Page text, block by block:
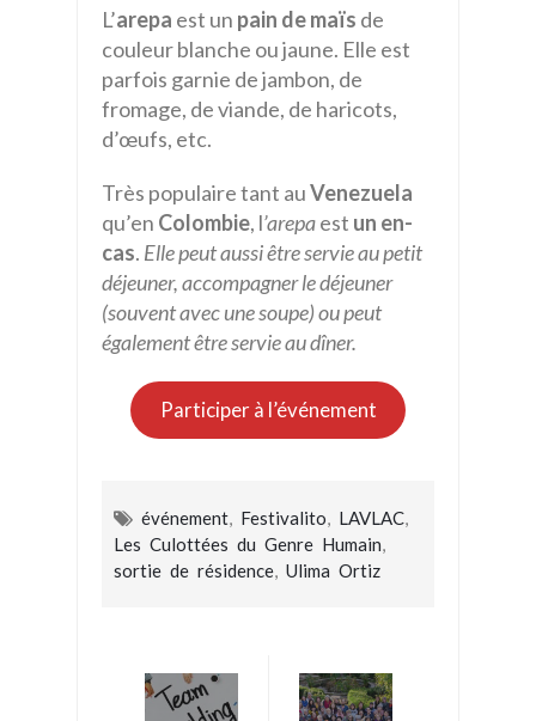
L’arepa est un pain de maïs de
couleur blanche ou jaune. Elle est
parfois garnie de jambon, de
fromage, de viande, de haricots,
d’œufs, etc.
Très populaire tant auVenezuela
qu’en Colombie, l’arepaest un en-
cas. Elle peut aussi être servie au petit
déjeuner, accompagner le déjeuner
(souvent avec une soupe) ou peut
également être servie au dîner.
Participer à l’événement
événement, Festivalito, LAVLAC,
Les Culottées du Genre Humain,
sortie de résidence, Ulima Ortiz